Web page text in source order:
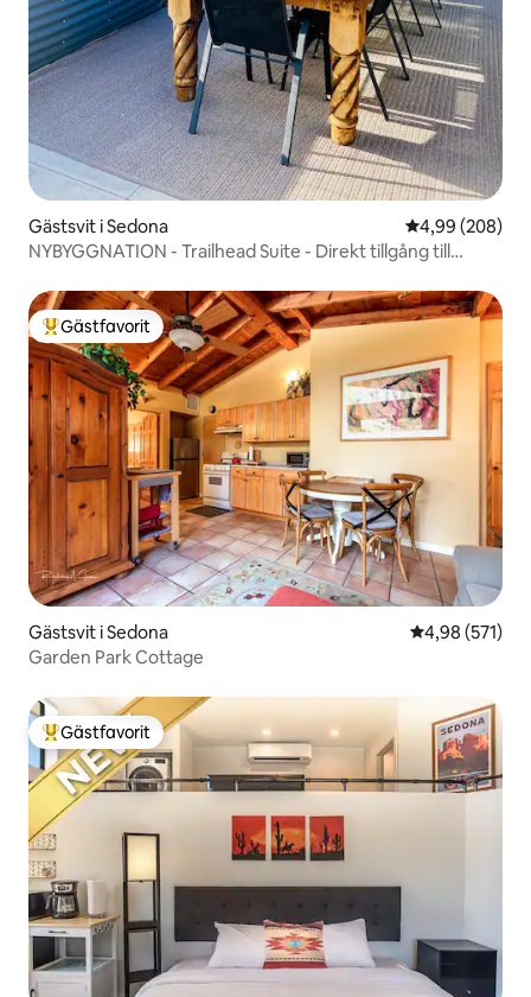
Gästsvit i Sedona 4,99 av 5 i
4,99 (208)
NYBYGGNATION - Trailhead Suite - Direkt tillgång till
Populär gästfavorit
Gästfavorit
Gästsvit i Sedona 4,98 av 5 i
4,98 (571)
Garden Park Cottage
Populär gästfavorit
Gästfavorit